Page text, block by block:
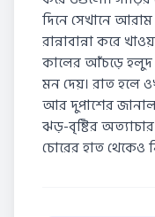
দিনে সেখানে
রান্নাবান্না করে
কালের আঁচড়ে হলুদ
মন দেয়। রাত হলে
আর দুপাশের
ঝড়-বৃষ্টির
চোরের হাত থেকেও